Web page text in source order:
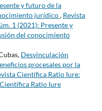
y futuro de la
jurídico, Revista
1 (2021): Presente y
del conocimiento
Desvinculación
procesales por la
Científica Ratio Iure:
Ratio Iure